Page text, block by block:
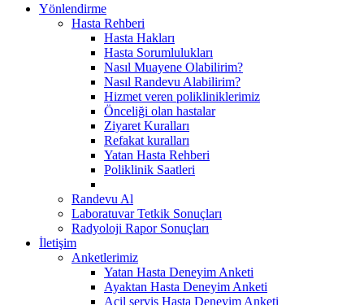
Yönlendirme
Hasta Rehberi
Hasta Hakları
Hasta Sorumlulukları
Nasıl Muayene Olabilirim?
Nasıl Randevu Alabilirim?
Hizmet veren polikliniklerimiz
Önceliği olan hastalar
Ziyaret Kuralları
Refakat kuralları
Yatan Hasta Rehberi
Poliklinik Saatleri
Randevu Al
Laboratuvar Tetkik Sonuçları
Radyoloji Rapor Sonuçları
İletişim
Anketlerimiz
Yatan Hasta Deneyim Anketi
Ayaktan Hasta Deneyim Anketi
Acil servis Hasta Deneyim Anketi